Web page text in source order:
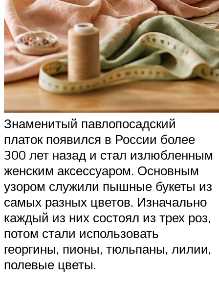
Знаменитый павлопосадский
платок появился в России более
300 лет назад и стал излюбленным
женским аксессуаром. Основным
узором служили пышные букеты из
самых разных цветов. Изначально
каждый из них состоял из трех роз,
потом стали использовать
георгины, пионы, тюльпаны, лилии,
полевые цветы.